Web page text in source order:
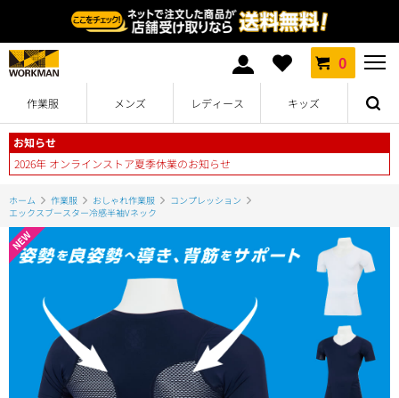
0
作業服 メンズ レディース キッズ
お知らせ
2026年 オンラインストア夏季休業のお知らせ
ホーム 作業服 おしゃれ作業服
コンプレッション
エックスブースター冷感半袖Vネック